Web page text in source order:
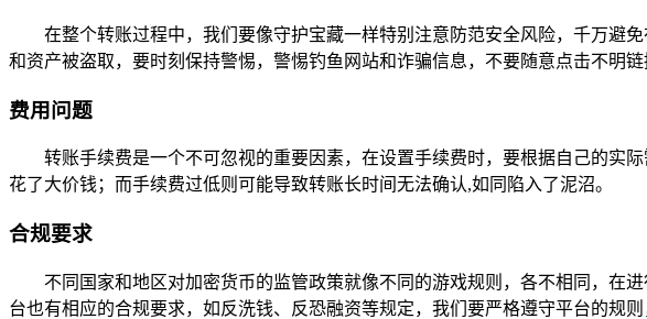
在整个转账过程中，我们要像守护宝藏一样特别注意防范安全风险，千万避
和资产被盗取，要时刻保持警惕，警惕钓鱼网站和诈骗信息，不要随意点击不明
费用问题
转账手续费是一个不可忽视的重要因素，在设置手续费时，要根据自己的实
花了大价钱；而手续费过低则可能导致转账长时间无法确认,如同陷入了泥沼。
合规要求
不同国家和地区对加密货币的监管政策就像不同的游戏规则，各不相同，在
台也有相应的合规要求，如反洗钱、反恐融资等规定，我们要严格遵守平台的规